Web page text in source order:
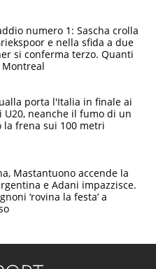
numero 1: Sascha crolla
e nella sfida a due
si conferma terzo. Quanti
porta l'Italia in finale ai
U20, neanche il fumo di un
la frena sui 100 metri
Mastantuono accende la
e Adani impazzisce.
‘rovina la festa’ a